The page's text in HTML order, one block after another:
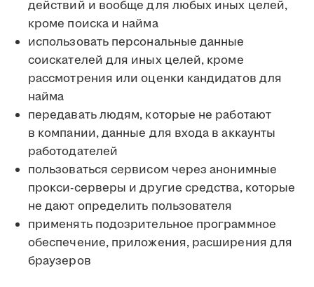
действий и вообще для любых иных целей,
кроме поиска и найма
использовать персональные данные
соискателей для иных целей, кроме
рассмотрения или оценки кандидатов для
найма
передавать людям, которые не работают
в компании, данные для входа в аккаунты
работодателей
пользоваться сервисом через анонимные
прокси-серверы и другие средства, которые
не дают определить пользователя
применять подозрительное программное
обеспечение, приложения, расширения для
браузеров